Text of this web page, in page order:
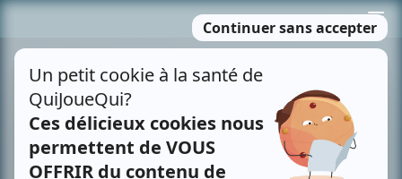
MENU
contenu
Recherche avancée »